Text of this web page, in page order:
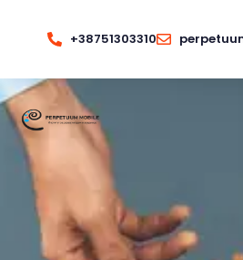
+38751303310